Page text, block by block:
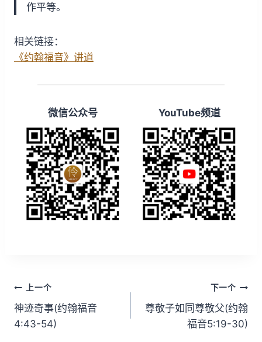
作平等。
相关链接：
《约翰福音》讲道
微信公众号 YouTube频道
文
章
导
上一个
神迹奇事(约翰福音
4:43-54)
下一个
尊敬子如同尊敬父(约翰
福音5:19-30)